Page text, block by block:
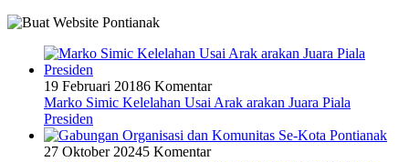
19 Februari 20186 Komentar
Marko Simic Kelelahan Usai Arak arakan Juara Piala
Presiden
27 Oktober 20245 Komentar